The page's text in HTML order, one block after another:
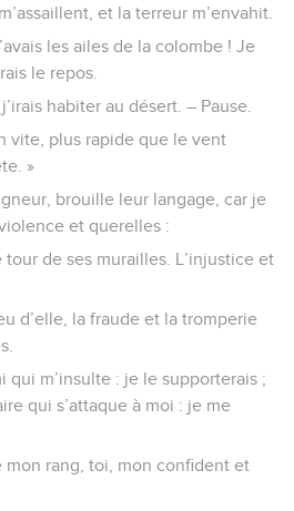
et la terreur m’envahit.
les ailes de la colombe ! Je
le repos.
habiter au désert. – Pause.
vite, plus rapide que le vent
»
brouille leur langage, car je
et querelles :
de ses murailles. L’injustice et
d’elle, la fraude et la tromperie
qui m’insulte : je le supporterais ;
qui s’attaque à moi : je me
mon rang, toi, mon confident et